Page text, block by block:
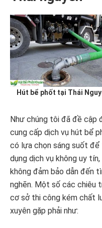
Hút bể phốt tại Thái
Như chúng tôi đã đề cập
cung cấp dịch vụ hút bể
có lựa chọn sáng suốt
dụng dịch vụ không uy
không đảm bảo dẫn đến
nghẽn. Một số các chiêu
cơ sở thi công kém chất
xuyên gặp phải như: